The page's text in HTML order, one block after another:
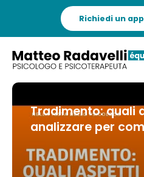
Richiedi un
Tradimento: quali
analizzare per